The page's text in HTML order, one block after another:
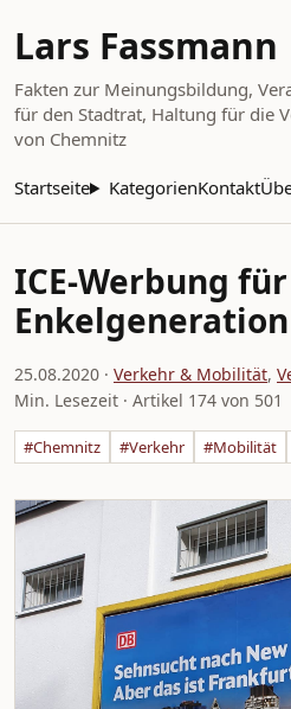
Lars Fassmann
Fakten zur Meinungsbildung,
für den Stadtrat, Haltung für die
von Chemnitz
Startseite KategorienKontakt
ICE-Werbung
Enkelgeneration
25.08.2020 · Verkehr & Mobilität,
Min. Lesezeit · Artikel 174 von 501
#Chemnitz #Verkehr #Mobilität